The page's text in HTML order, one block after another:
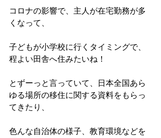
コロナの影響で、主人が在宅勤務が多
くなって、
子どもが小学校に行くタイミングで、
程よい田舎へ住みたいね！
とずーっと言っていて、日本全国あら
ゆる場所の移住に関する資料をもらっ
てきたり、
色んな自治体の様子、教育環境などを